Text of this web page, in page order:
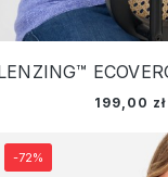
199,00 zł
-72%